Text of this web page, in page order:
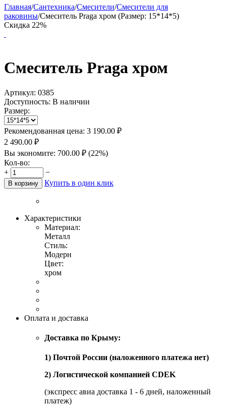
Главная/Сантехника/Смесители/Смесители для
раковины/Смеситель Praga хром (Размер: 15*14*5)
Скидка 22%
Смеситель Praga хром
Артикул: 0385
Доступность: В наличии
Размер:
Рекомендованная цена: 3 190.00 ₽
2 490.00 ₽
Вы экономите: 700.00 ₽ (22%)
Кол-во:
+
−
В корзину Купить в один клик
Характеристики
Материал:
Металл
Стиль:
Модерн
Цвет:
хром
Оплата и доставка
Доставка по Крыму:
1) Почтой России (наложенного платежа нет)
2) Логистической компанией CDEK
(экспресс авиа доставка 1 - 6 дней, наложенный
платеж)